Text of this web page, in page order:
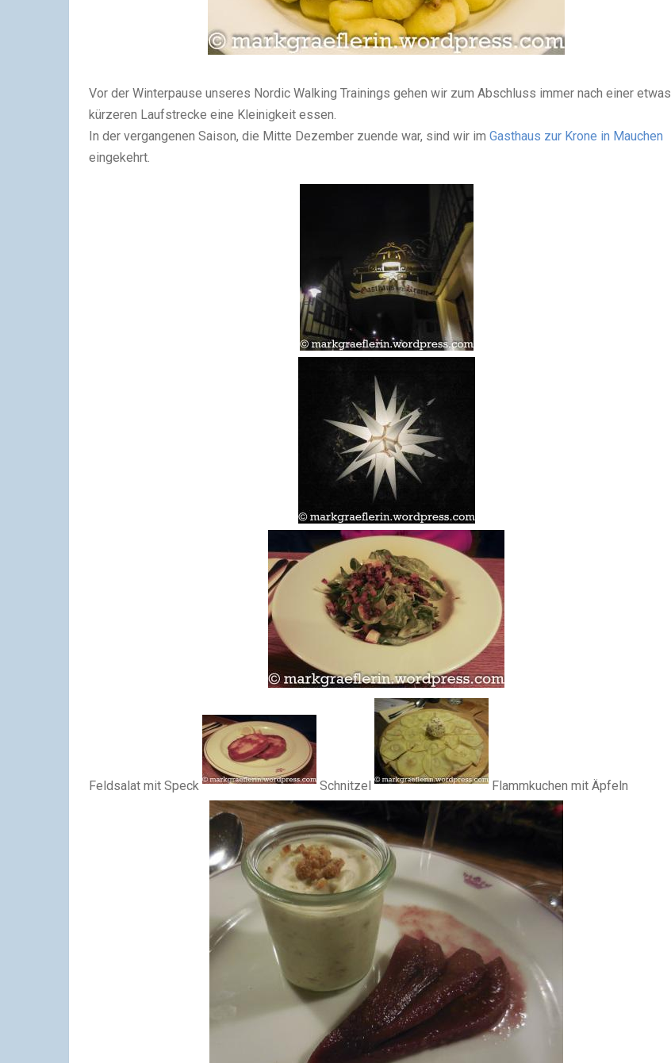
Vor der Winterpause unseres Nordic Walking Trainings gehen wir zum Abschluss immer nach einer etwas
kürzeren Laufstrecke eine Kleinigkeit essen.
In der vergangenen Saison, die Mitte Dezember zuende war, sind wir im Gasthaus zur Krone in Mauchen
eingekehrt.
Feldsalat mit Speck Schnitzel Flammkuchen mit Äpfeln